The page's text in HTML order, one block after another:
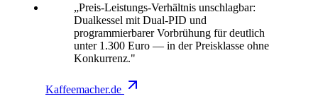
„Preis-Leistungs-Verhältnis unschlagbar:
Dualkessel mit Dual-PID und
programmierbarer Vorbrühung für deutlich
unter 1.300 Euro — in der Preisklasse ohne
Konkurrenz."
Kaffeemacher.de